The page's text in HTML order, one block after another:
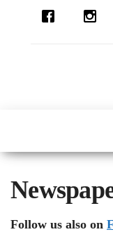
Follow us also on